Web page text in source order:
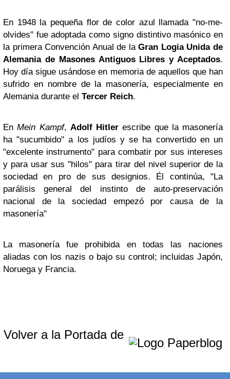
En 1948 la pequeña flor de color azul llamada "no-me-
olvides" fue adoptada como signo distintivo masónico en
la primera Convención Anual de laGran Logia Unida de
Alemania de Masones Antiguos Libres y Aceptados.
Hoy día sigue usándose en memoria de aquellos que han
sufrido en nombre de la masonería, especialmente en
Alemania durante el Tercer Reich.
EnMein Kampf, Adolf Hitler escribe que la masonería
ha "sucumbido" a los judíos y se ha convertido en un
"excelente instrumento" para combatir por sus intereses
y para usar sus "hilos" para tirar del nivel superior de la
sociedad en pro de sus designios. Él continúa, "La
parálisis general del instinto de auto-preservación
nacional de la sociedad empezó por causa de la
masonería"
La masonería fue prohibida en todas las naciones
aliadas con los nazis o bajo su control; incluidas Japón,
Noruega y Francia.
Volver a la Portada de